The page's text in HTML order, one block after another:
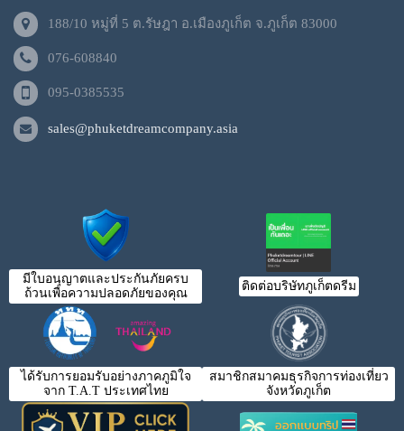
188/10 หมู่ที่ 5 ต.รัษฎา อ.เมืองภูเก็ต จ.ภูเก็ต 83000
076-608840
095-0385535
sales@phuketdreamcompany.asia
มีใบอนุญาตและประกันภัยครบ
ถ้วนเพื่อความปลอดภัยของคุณ
ติดต่อบริษัทภูเก็ตดรีม
ได้รับการยอมรับอย่างภาคภูมิใจ
จาก T.A.T ประเทศไทย
สมาชิกสมาคมธุรกิจการท่องเที่ยว
จังหวัดภูเก็ต